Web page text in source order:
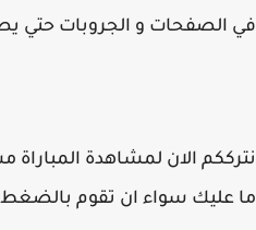
الصفحات و الجروبات حتي
الان لمشاهدة المباراة
عليك سواء ان تقوم بالضغط